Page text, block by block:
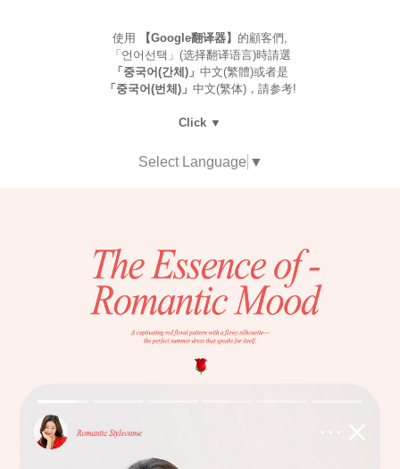
使用 【Google翻译器】 的顧客們,
「언어선택」(选择翻译语言)時請選
「중국어(간체)」 中文(繁體)或者是
「중국어(번체)」 中文(繁体)，請参考!
Click ▼
Select Language ▼